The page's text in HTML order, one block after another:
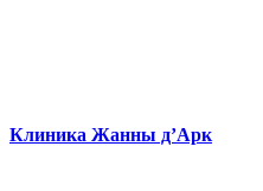
Клиника Жанны д’Арк